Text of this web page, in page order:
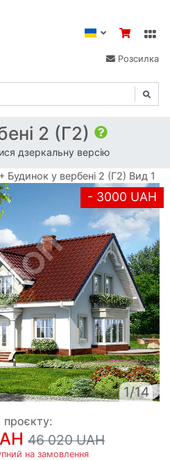
Розсилка
2 (Г2)
дзеркальну версію
Будинок у вербені 2 (Г2) Вид 1
- 3000 UAH
1/14
проєкту:
46 020 UAH
на замовлення